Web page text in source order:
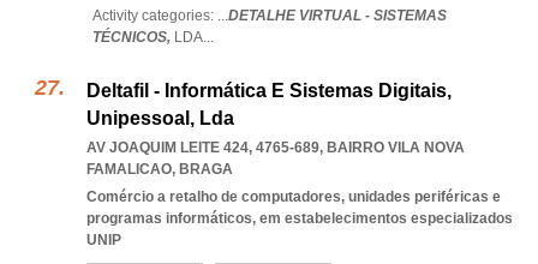
Activity categories: ...DETALHE VIRTUAL - SISTEMAS
TÉCNICOS, LDA...
Deltafil - Informática E Sistemas Digitais,
Unipessoal, Lda
AV JOAQUIM LEITE 424, 4765-689, BAIRRO VILA NOVA
FAMALICAO, BRAGA
Comércio a retalho de computadores, unidades periféricas e
programas informáticos, em estabelecimentos especializados
UNIP